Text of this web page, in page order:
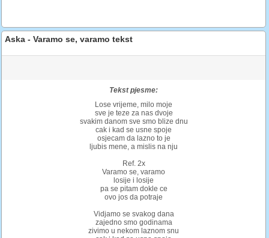
Aska - Varamo se, varamo tekst
Tekst pjesme:
Lose vrijeme, milo moje
sve je teze za nas dvoje
svakim danom sve smo blize dnu
cak i kad se usne spoje
osjecam da lazno to je
ljubis mene, a mislis na nju
Ref. 2x
Varamo se, varamo
losije i losije
pa se pitam dokle ce
ovo jos da potraje
Vidjamo se svakog dana
zajedno smo godinama
zivimo u nekom laznom snu